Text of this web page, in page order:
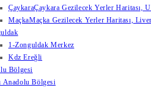
ÇaykaraÇaykara Gezilecek Yerler Haritası,
MaçkaMaçka Gezilecek Yerler Haritası,
1-Zonguldak Merkez
Kdz Ereğli
Bölgesi
Anadolu Bölgesi